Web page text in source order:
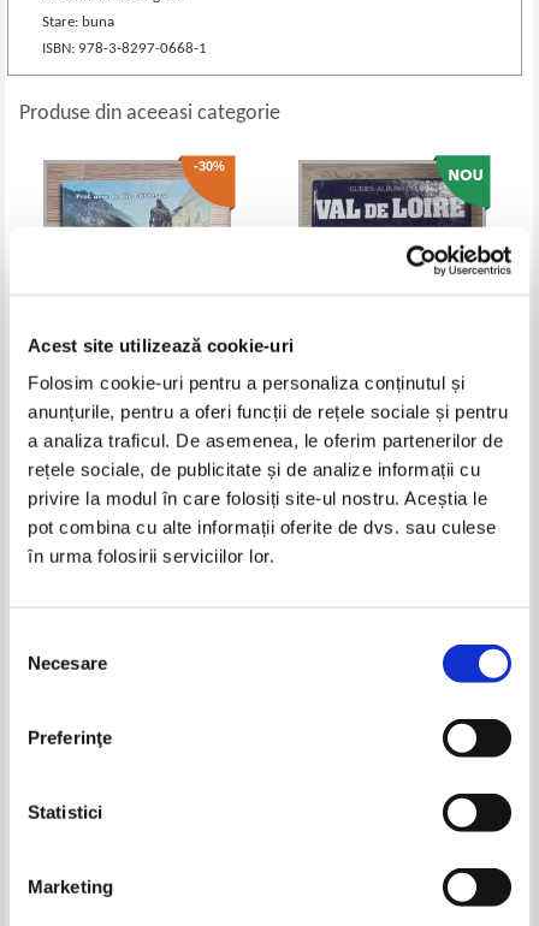
Acest site utilizează cookie-uri
Folosim cookie-uri pentru a personaliza conținutul și
anunțurile, pentru a oferi funcții de rețele sociale și pentru
a analiza traficul. De asemenea, le oferim partenerilor de
rețele sociale, de publicitate și de analize informații cu
privire la modul în care folosiți site-ul nostru. Aceștia le
pot combina cu alte informații oferite de dvs. sau culese
în urma folosirii serviciilor lor.
consimțământului
Necesare
Preferinţe
Statistici
Marketing
Stare: buna
ISBN: 978-3-8297-0668-1
Produse din aceeasi categorie
-30%
Ilie Cristescu - Herculane,
mirajul Cernei. Model turistic
Pret:32,00Lei 22,40 Lei
Adaugă în coș
Guides. Albums delpal. Val de
Loire
Pret:32,00 Lei
Adaugă în coș
Adaugă în coș
Farmecul Aradului
Lei